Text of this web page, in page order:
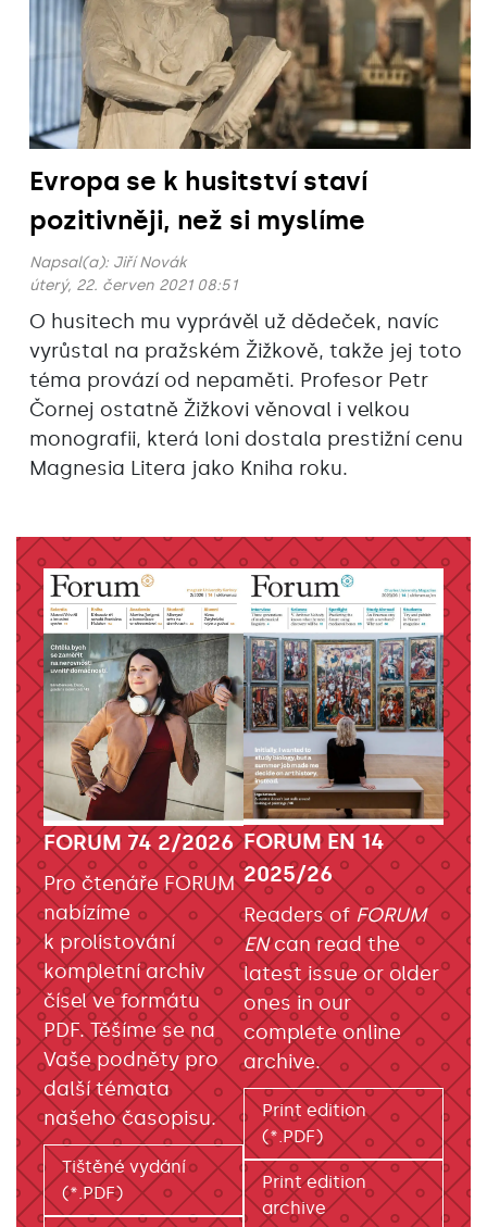
Evropa se k husitství staví
pozitivněji, než si myslíme
Napsal(a): Jiří Novák
úterý, 22. červen 2021 08:51
O husitech mu vyprávěl už dědeček, navíc
vyrůstal na pražském Žižkově, takže jej toto
téma provází od nepaměti. Profesor Petr
Čornej ostatně Žižkovi věnoval i velkou
monografii, která loni dostala prestižní cenu
Magnesia Litera jako Kniha roku.
FORUM 74 2/2026
Pro čtenáře FORUM
nabízíme
k prolistování
kompletní archiv
čísel ve formátu
PDF. Těšíme se na
Vaše podněty pro
další témata
našeho časopisu.
Tištěné vydání
(*.PDF)
FORUM EN 14
2025/26
Readers of FORUM
ENcan read the
latest issue or older
ones in our
complete online
archive.
Print edition
(*.PDF)
Print edition
archive